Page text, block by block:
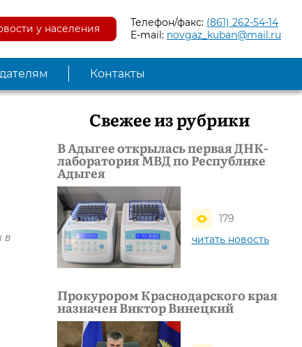
у населения Телефон/факс: (861) 262-54-14
E-mail: novgaz_kuban@mail.ru
Контакты
в
Свежее из рубрики
В Адыгее открылась первая ДНК-
лаборатория МВД по Республике
Адыгея
179
читать новость
Прокурором Краснодарского края
назначен Виктор Винецкий